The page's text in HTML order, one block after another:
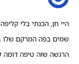
היי חן, הכנתי בלי
שמים בפה המרקם שלו
הרגשה שזה טיפה